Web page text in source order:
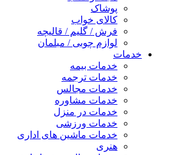
پوشاک
کالای خواب
فرش / گلیم / قالیچه
لوازم چوبی / مبلمان
خدمات
خدمات بیمه
خدمات ترجمه
خدمات مجالس
خدمات مشاوره
خدمات در منزل
خدمات ورزشی
خدمات ماشین های اداری
هنری